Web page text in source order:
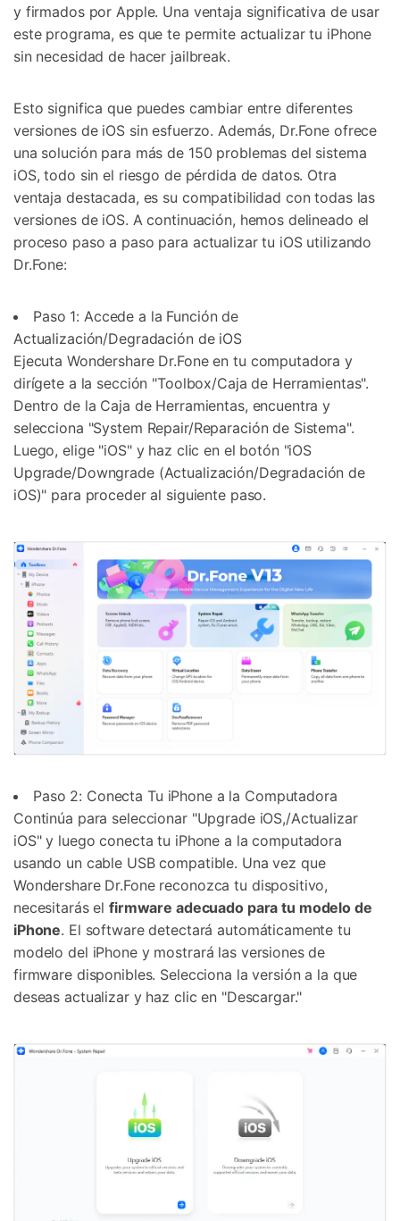
y firmados por Apple. Una ventaja significativa de usar
este programa, es que te permite actualizar tu iPhone
sin necesidad de hacer jailbreak.
Esto significa que puedes cambiar entre diferentes
versiones de iOS sin esfuerzo. Además, Dr.Fone ofrece
una solución para más de 150 problemas del sistema
iOS, todo sin el riesgo de pérdida de datos. Otra
ventaja destacada, es su compatibilidad con todas las
versiones de iOS. A continuación, hemos delineado el
proceso paso a paso para actualizar tu iOS utilizando
Dr.Fone:
Paso 1: Accede a la Función de
Actualización/Degradación de iOS
Ejecuta Wondershare Dr.Fone en tu computadora y
dirígete a la sección "Toolbox/Caja de Herramientas".
Dentro de la Caja de Herramientas, encuentra y
selecciona "System Repair/Reparación de Sistema".
Luego, elige "iOS" y haz clic en el botón "iOS
Upgrade/Downgrade (Actualización/Degradación de
iOS)" para proceder al siguiente paso.
Paso 2: Conecta Tu iPhone a la Computadora
Continúa para seleccionar "Upgrade iOS,/Actualizar
iOS" y luego conecta tu iPhone a la computadora
usando un cable USB compatible. Una vez que
Wondershare Dr.Fone reconozca tu dispositivo,
necesitarás elfirmware adecuado para tu modelo de
iPhone. El software detectará automáticamente tu
modelo del iPhone y mostrará las versiones de
firmware disponibles. Selecciona la versión a la que
deseas actualizar y haz clic en "Descargar."